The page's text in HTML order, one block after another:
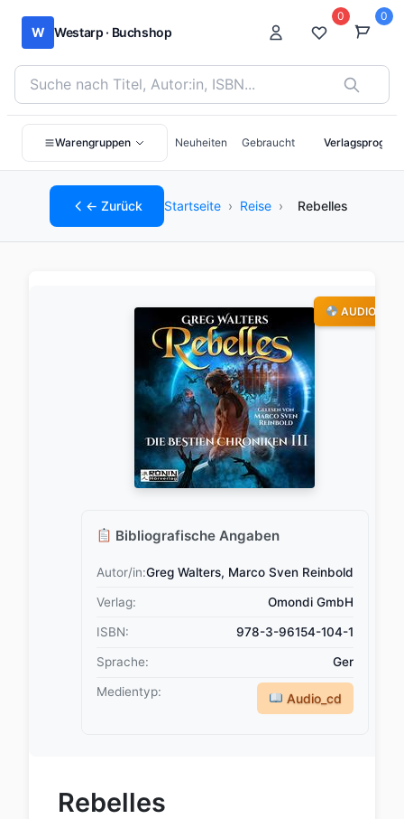
W Westarp · Buchshop
Bücher suchen nach Titel, Autor:in oder ISBN
0 0
Warengruppen Neuheiten Gebraucht
← Zurück Startseite › Reise › Rebelles
Bibliografische Angaben
Autor/in:Greg Walters, Marco Sven Reinbold
Verlag: Omondi GmbH
ISBN: 978-3-96154-104-1
Sprache: Ger
Medientyp: Audio_cd
AUDIO-CD
Rebelles